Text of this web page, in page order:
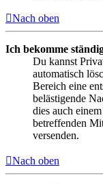
Nach oben
Ich bekomme
Du kannst
automatisch
Bereich eine
belästigende
dies auch
betreffenden
versenden.
Nach oben